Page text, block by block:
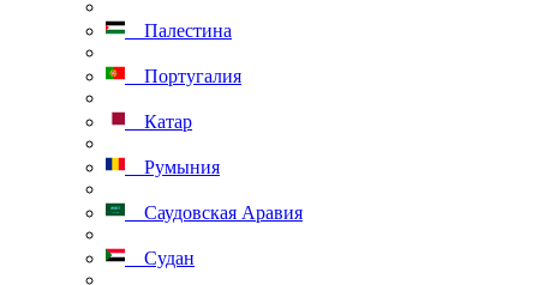
Палестина
Португалия
Катар
Румыния
Саудовская Аравия
Судан